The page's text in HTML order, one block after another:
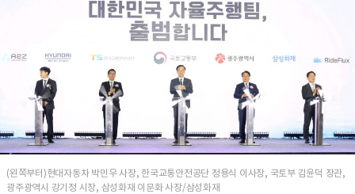
(왼쪽부터)현대자동차 박민우 사장, 한국교통안전공단 정용식 이사장, 국토부 김윤덕 장관,
광주광역시 강기정 시장, 삼성화재 이문화 사장/삼성화재